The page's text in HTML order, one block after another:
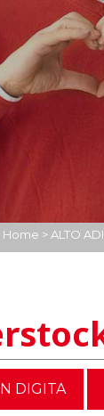
Home > ALTO
DIGITA